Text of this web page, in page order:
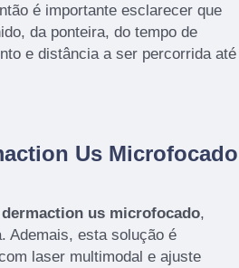
é importante esclarecer que
da ponteira, do tempo de
e distância a ser percorrida até
Us Microfocado
us microfocado,
Ademais, esta solução é
laser multimodal e ajuste